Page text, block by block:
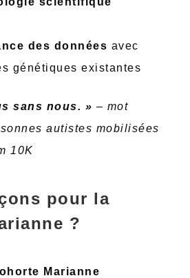
des données avec
génétiques existantes
sans nous. » – mot
autistes mobilisées
10K
pour la
?
Marianne